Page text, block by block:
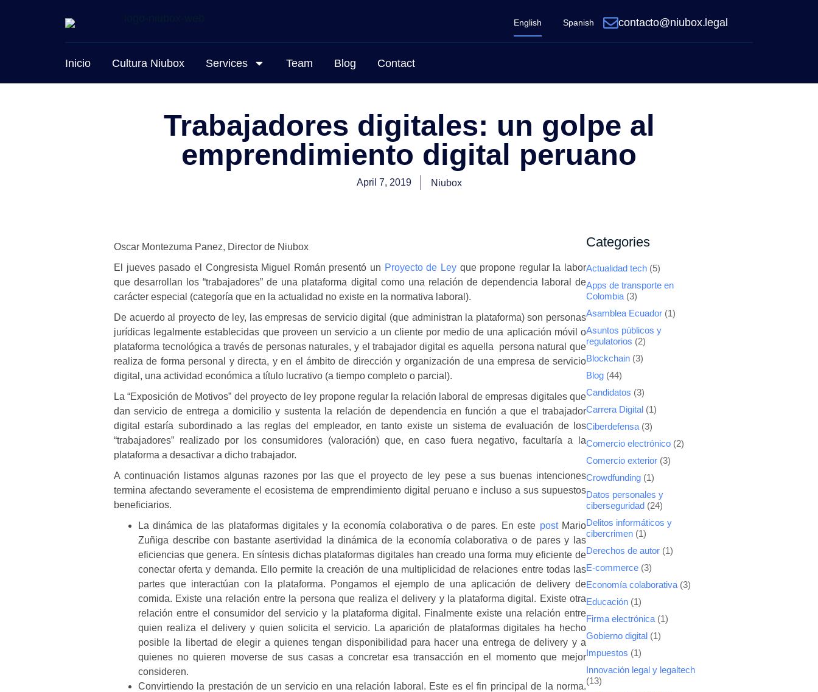
contacto@niubox.legal
English Spanish
Inicio Cultura Niubox Services Team Blog Contact
Trabajadores digitales: un golpe al
emprendimiento digital peruano
April 7, 2019 Niubox
Oscar Montezuma Panez, Director de Niubox
El jueves pasado el Congresista Miguel Román presentó un Proyecto de Leyque propone regular la labor
que desarrollan los “trabajadores” de una plataforma digital como una relación de dependencia laboral de
carácter especial (categoría que en la actualidad no existe en la normativa laboral).
De acuerdo al proyecto de ley, las empresas de servicio digital (que administran la plataforma) son personas
jurídicas legalmente establecidas que proveen un servicio a un cliente por medio de una aplicación móvil o
plataforma tecnológica a través de personas naturales, y el trabajador digital es aquella persona natural que
realiza de forma personal y directa, y en el ámbito de dirección y organización de una empresa de servicio
digital, una actividad económica a título lucrativo (a tiempo completo o parcial).
La “Exposición de Motivos” del proyecto de ley propone regular la relación laboral de empresas digitales que
dan servicio de entrega a domicilio y sustenta la relación de dependencia en función a que el trabajador
digital estaría subordinado a las reglas del empleador, en tanto existe un sistema de evaluación de los
“trabajadores” realizado por los consumidores (valoración) que, en caso fuera negativo, facultaría a la
plataforma a desactivar a dicho trabajador.
A continuación listamos algunas razones por las que el proyecto de ley pese a sus buenas intenciones
termina afectando severamente el ecosistema de emprendimiento digital peruano e incluso a sus supuestos
beneficiarios.
La dinámica de las plataformas digitales y la economía colaborativa o de pares. En este postMario
Zuñiga describe con bastante asertividad la dinámica de la economía colaborativa o de pares y las
eficiencias que genera. En síntesis dichas plataformas digitales han creado una forma muy eficiente de
conectar oferta y demanda. Ello permite la creación de una multiplicidad de relaciones entre todas las
partes que interactúan con la plataforma. Pongamos el ejemplo de una aplicación de delivery de
comida. Existe una relación entre la persona que realiza el delivery y la plataforma digital. Existe otra
relación entre el consumidor del servicio y la plataforma digital. Finalmente existe una relación entre
quien realiza el delivery y quien solicita el servicio. La aparición de plataformas digitales ha hecho
posible la libertad de elegir a quienes tengan disponibilidad para hacer una entrega de delivery y a
quienes no quieren moverse de sus casas a concretar esa transacción en el momento que mejor
consideren.
Convirtiendo la prestación de un servicio en una relación laboral. Este es el fin principal de la norma.
Categories
Actualidad tech (5)
Apps de transporte en
Colombia (3)
Asamblea Ecuador (1)
Asuntos públicos y
regulatorios (2)
Blockchain (3)
Blog (44)
Candidatos (3)
Carrera Digital (1)
Ciberdefensa (3)
Comercio electrónico (2)
Comercio exterior (3)
Crowdfunding (1)
Datos personales y
ciberseguridad (24)
Delitos informáticos y
cibercrimen (1)
Derechos de autor (1)
E-commerce (3)
Economía colaborativa (3)
Educación (1)
Firma electrónica (1)
Gobierno digital (1)
Impuestos (1)
Innovación legal y legaltech
(13)